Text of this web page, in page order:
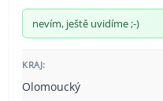
nevím, ještě uvidíme ;-)
KRAJ:
Olomoucký